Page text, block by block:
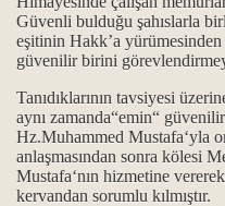
Güvenli bulduğu şahıslarla
eşitinin Hakk’a
güvenilir birini
Tanıdıklarının tavsiyesi
aynı zamanda“emin“
Hz.Muhammed Mustafa‘yla
anlaşmasından sonra kölesi
Mustafa‘nın hizmetine
kervandan sorumlu kılmıştır.